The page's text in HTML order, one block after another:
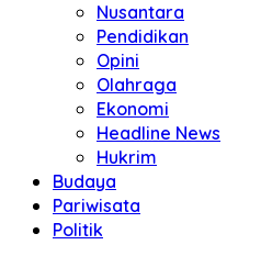
Nusantara
Pendidikan
Opini
Olahraga
Ekonomi
Headline News
Hukrim
Budaya
Pariwisata
Politik